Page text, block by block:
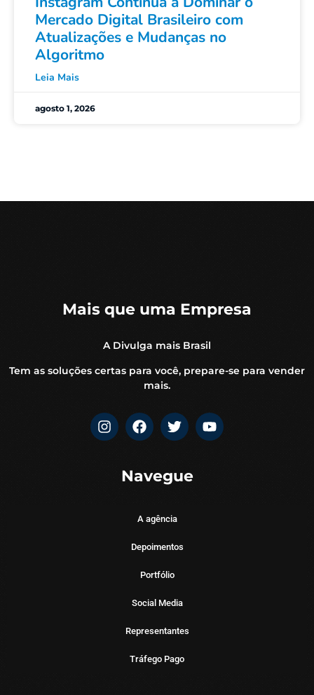
Mercado Digital Brasileiro com
Atualizações e Mudanças no
Algoritmo
Leia Mais
agosto 1, 2026
Mais que uma Empresa
A Divulga mais Brasil
Tem as soluções certas para você, prepare-se para vender
mais.
Navegue
A agência
Depoimentos
Portfólio
Social Media
Representantes
Tráfego Pago